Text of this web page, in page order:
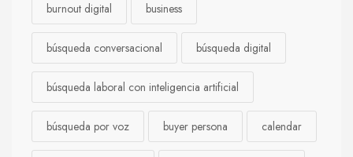
burnout digital business
búsqueda conversacional búsqueda digital
búsqueda laboral con inteligencia artificial
búsqueda por voz buyer persona calendar